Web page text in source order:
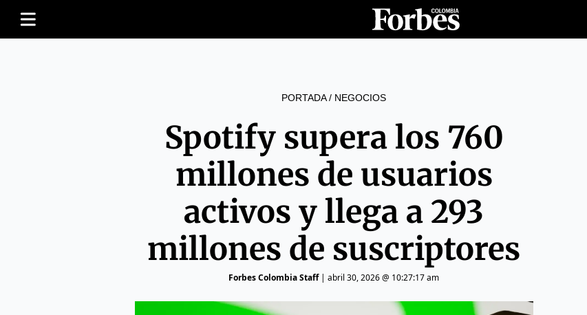
PORTADA/ NEGOCIOS
Spotify supera los 760
millones de usuarios
activos y llega a 293
millones de suscriptores
Forbes Colombia Staff| abril 30, 2026 @ 10:27:17 am